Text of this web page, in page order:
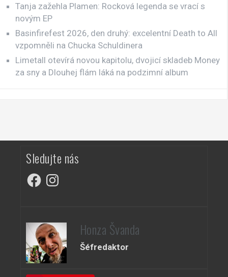
Tanja zažehla Plamen: Rocková legenda se vrací s
novým EP
Basinfirefest 2026, den druhý: excelentní Death to All
vzpomněli na Chucka Schuldinera
Limetall otevírá novou kapitolu, dvojicí skladeb Money
za sny a Dlouhej flám láká na podzimní album
Sledujte nás
FacebookInstagram
Honza Švanda
Šéfredaktor